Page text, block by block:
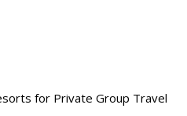
for Private Group Travel